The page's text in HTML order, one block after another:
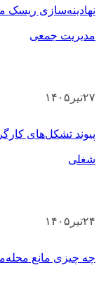
نهادینه‌سازی ریسک
مدیریت جمعی
۲۷تیر ۱۴۰۵
پیوند تشکل‌های
شغلی
۲۴تیر ۱۴۰۵
چه چیزی مانع